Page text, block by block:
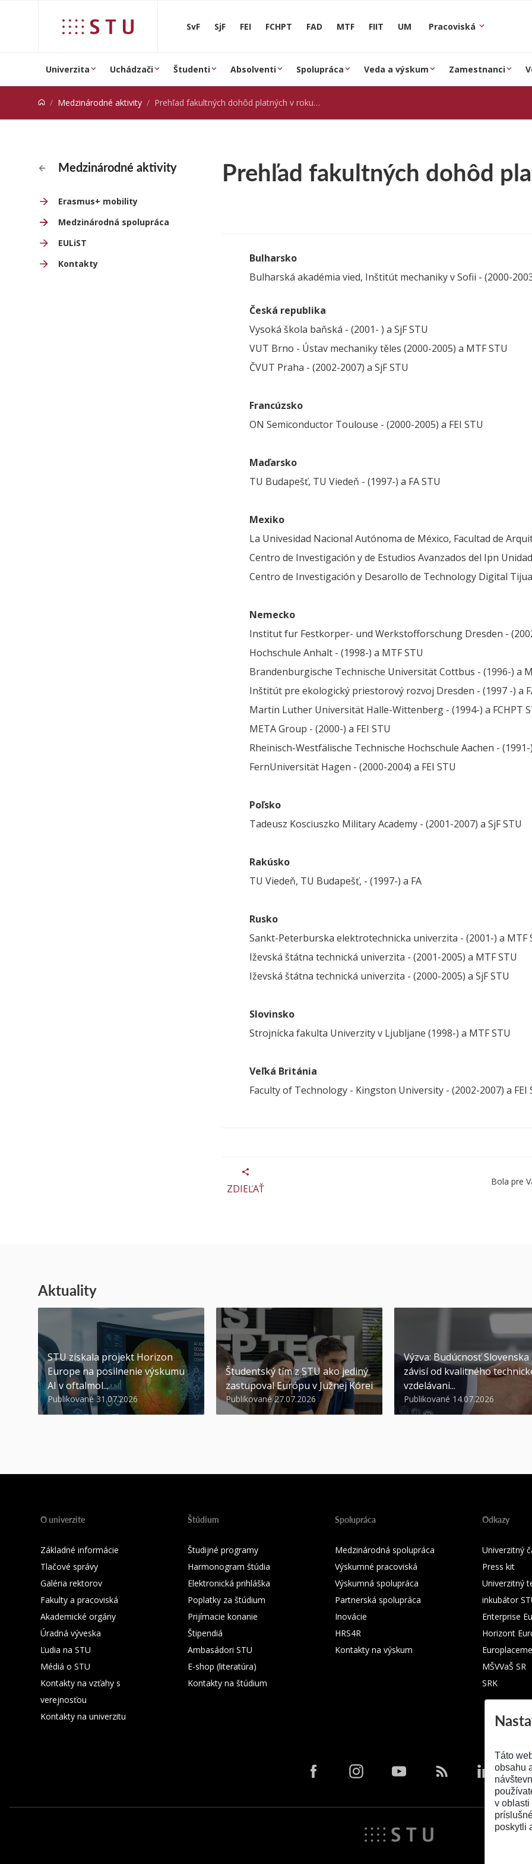
SvF SjF FEI FCHPT FAD MTF FIIT UM Pracoviská
Univerzita Uchádzači Študenti Absolventi Spolupráca Veda a výskum Zamestnanci
Medzinárodné aktivity Prehľad fakultných dohôd platných v roku 2002
Medzinárodné aktivity
Erasmus+ mobility
Medzinárodná spolupráca
EULiST
Kontakty
Prehľad fakultných dohôd
Bulharsko
Bulharská akadémia vied, Inštitút mechaniky v Sofii - (2000-
Česká republika
Vysoká škola baňská - (2001- ) a SjF STU
VUT Brno - Ústav mechaniky těles (2000-2005) a MTF STU
ČVUT Praha - (2002-2007) a SjF STU
Francúzsko
ON Semiconductor Toulouse - (2000-2005) a FEI STU
Maďarsko
TU Budapešť, TU Viedeň - (1997-) a FA STU
Mexiko
La Univesidad Nacional Autónoma de México, Facultad de
Centro de Investigación y de Estudios Avanzados del Ipn
Centro de Investigación y Desarollo de Technology Digital
Nemecko
Institut fur Festkorper- und Werkstofforschung Dresden -
Hochschule Anhalt - (1998-) a MTF STU
Brandenburgische Technische Universität Cottbus - (1996-) a
Inštitút pre ekologický priestorový rozvoj Dresden - (1997 -) a
Martin Luther Universität Halle-Wittenberg - (1994-) a FCHPT
META Group - (2000-) a FEI STU
Rheinisch-Westfälische Technische Hochschule Aachen - (1991-
FernUniversität Hagen - (2000-2004) a FEI STU
Poľsko
Tadeusz Kosciuszko Military Academy - (2001-2007) a SjF STU
Rakúsko
TU Viedeň, TU Budapešť, - (1997-) a FA
Rusko
Sankt-Peterburska elektrotechnicka univerzita - (2001-) a MTF
Iževská štátna technická univerzita - (2001-2005) a MTF STU
Iževská štátna technická univerzita - (2000-2005) a SjF STU
Slovinsko
Strojnícka fakulta Univerzity v Ljubljane (1998-) a MTF STU
Veľká Británia
Faculty of Technology - Kingston University - (2002-2007) a FEI
ZDIEĽAŤ
Bola pre
Aktuality
STU získala projekt Horizon
Europe na posilnenie výskumu
AI v oftalmol...
Publikované 31.07.2026
Študentský tím z STU ako jediný
zastupoval Európu v Južnej Kórei
Publikované 27.07.2026
Výzva: Budúcnosť Slovenska
závisí od kvalitného
vzdelávani...
Publikované 14.07.2026
O univerzite
Základné informácie
Tlačové správy
Galéria rektorov
Fakulty a pracoviská
Akademické orgány
Úradná výveska
Ľudia na STU
Médiá o STU
Kontakty na vzťahy s
verejnosťou
Kontakty na univerzitu
Štúdium
Študijné programy
Harmonogram štúdia
Elektronická prihláška
Poplatky za štúdium
Prijímacie konanie
Štipendiá
Ambasádori STU
E-shop (literatúra)
Kontakty na štúdium
Spolupráca
Medzinárodná spolupráca
Výskumné pracoviská
Výskumná spolupráca
Partnerská spolupráca
Inovácie
HRS4R
Kontakty na výskum
Odkazy
Univerzitný
Press kit
Univerzitný
inkubátor
Enterprise
Horizont
MŠVVaŠ SR
SRK
Táto
obsahu
v oblasti
poskytli